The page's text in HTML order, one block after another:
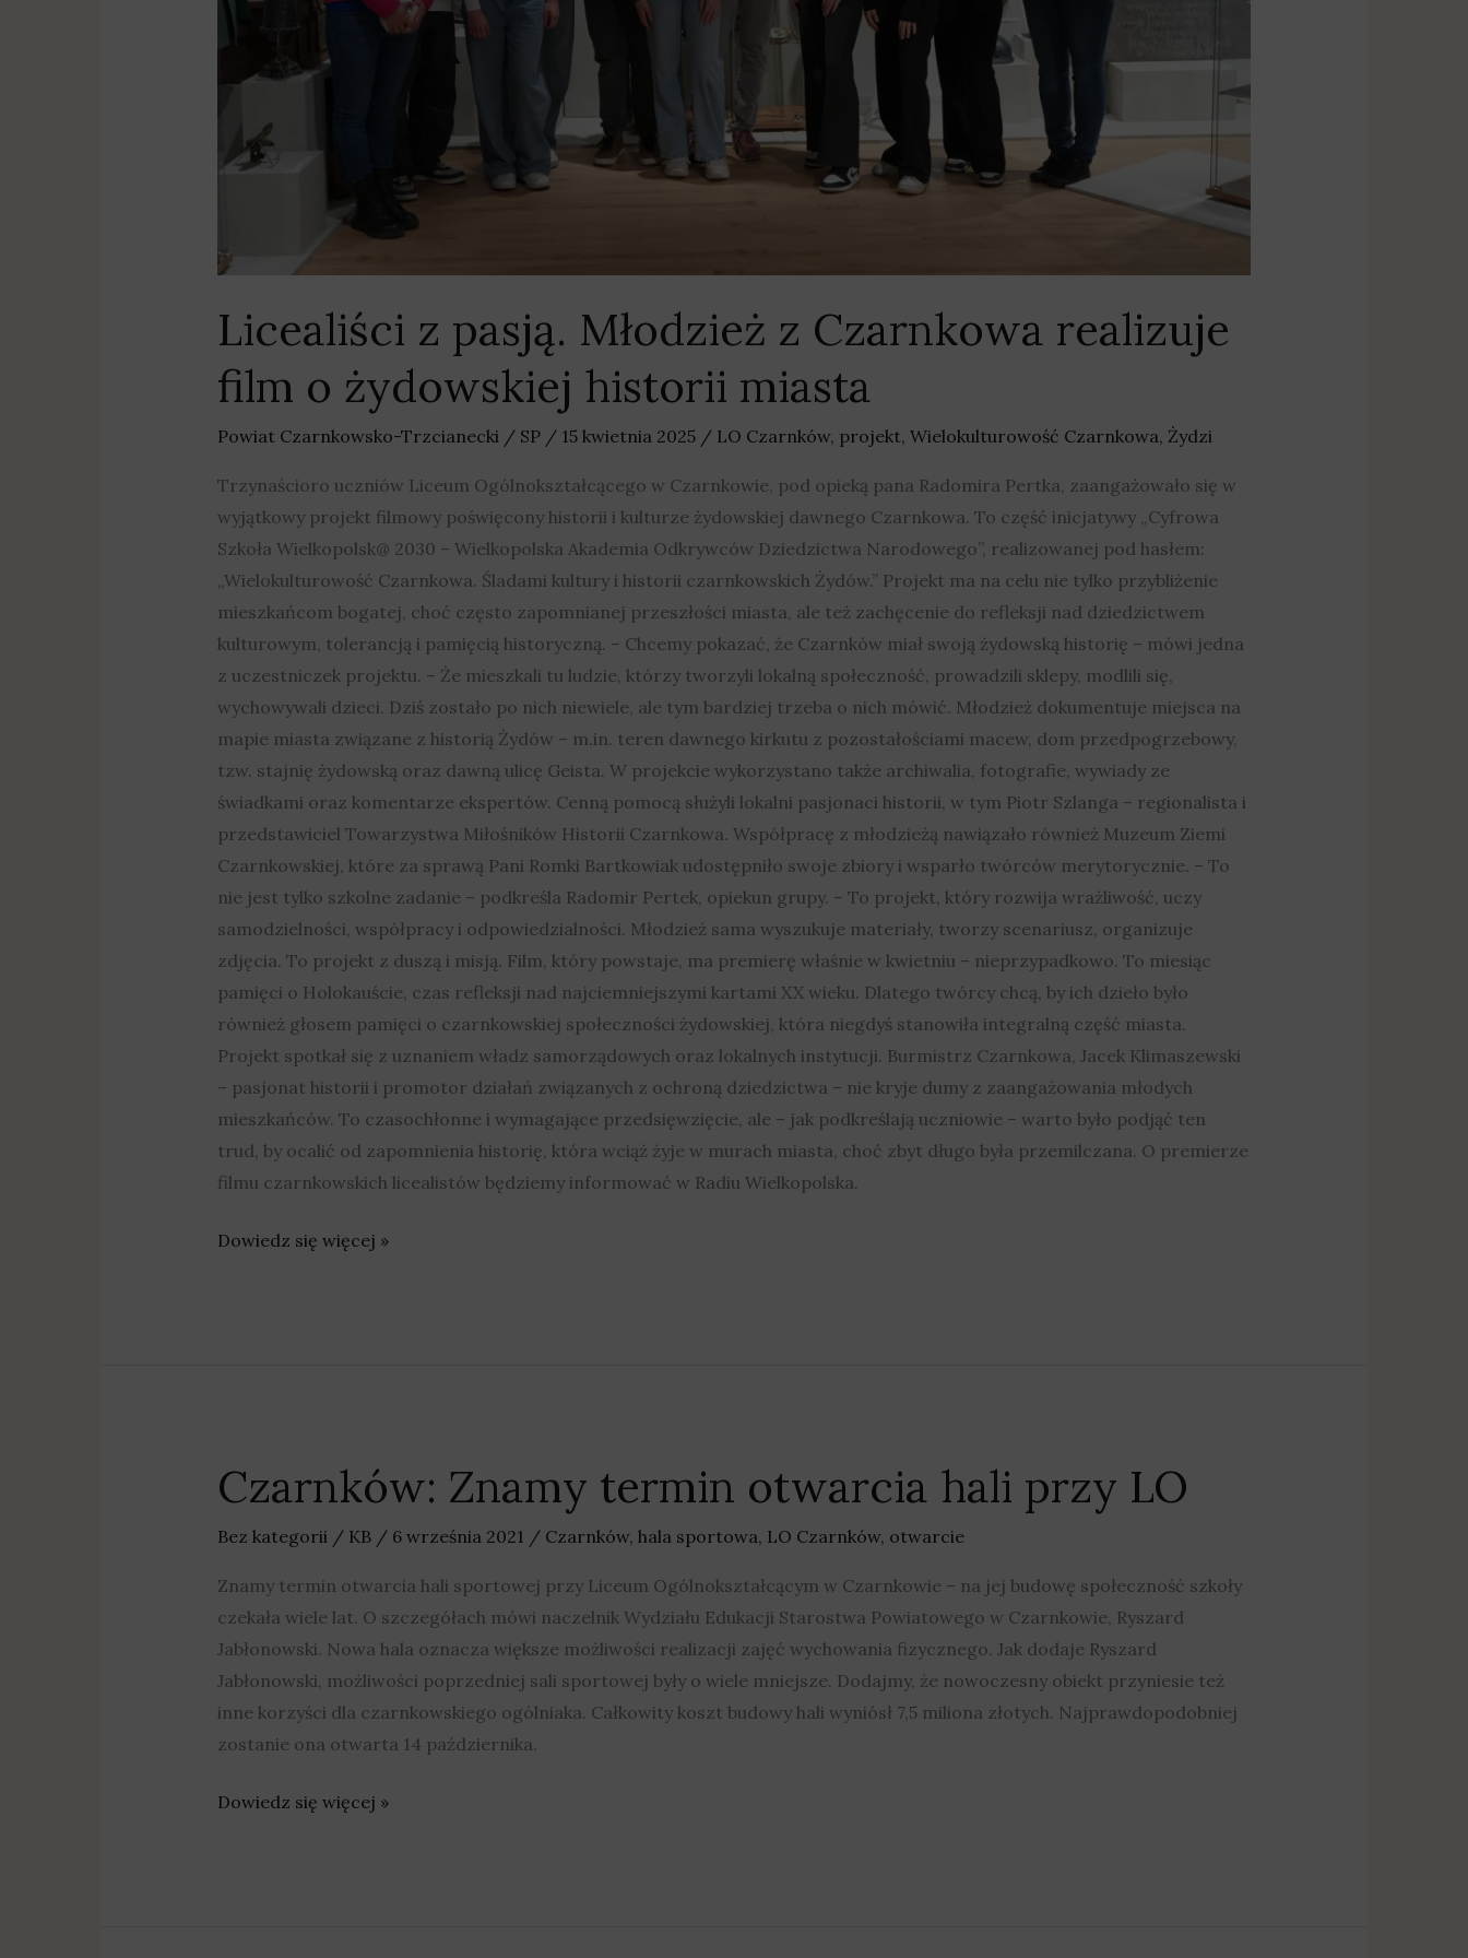
Licealiści z pasją. Młodzież z Czarnkowa realizuje
film o żydowskiej historii miasta
Powiat Czarnkowsko-Trzcianecki/ SP / 15 kwietnia 2025 / LO Czarnków, projekt, Wielokulturowość Czarnkowa, Żydzi
Trzynaścioro uczniów Liceum Ogólnokształcącego w Czarnkowie, pod opieką pana Radomira Pertka, zaangażowało się w
wyjątkowy projekt filmowy poświęcony historii i kulturze żydowskiej dawnego Czarnkowa. To część inicjatywy „Cyfrowa
Szkoła Wielkopolsk@ 2030 – Wielkopolska Akademia Odkrywców Dziedzictwa Narodowego”, realizowanej pod hasłem:
„Wielokulturowość Czarnkowa. Śladami kultury i historii czarnkowskich Żydów.” Projekt ma na celu nie tylko przybliżenie
mieszkańcom bogatej, choć często zapomnianej przeszłości miasta, ale też zachęcenie do refleksji nad dziedzictwem
kulturowym, tolerancją i pamięcią historyczną. – Chcemy pokazać, że Czarnków miał swoją żydowską historię – mówi jedna
z uczestniczek projektu. – Że mieszkali tu ludzie, którzy tworzyli lokalną społeczność, prowadzili sklepy, modlili się,
wychowywali dzieci. Dziś zostało po nich niewiele, ale tym bardziej trzeba o nich mówić. Młodzież dokumentuje miejsca na
mapie miasta związane z historią Żydów – m.in. teren dawnego kirkutu z pozostałościami macew, dom przedpogrzebowy,
tzw. stajnię żydowską oraz dawną ulicę Geista. W projekcie wykorzystano także archiwalia, fotografie, wywiady ze
świadkami oraz komentarze ekspertów. Cenną pomocą służyli lokalni pasjonaci historii, w tym Piotr Szlanga – regionalista i
przedstawiciel Towarzystwa Miłośników Historii Czarnkowa. Współpracę z młodzieżą nawiązało również Muzeum Ziemi
Czarnkowskiej, które za sprawą Pani Romki Bartkowiak udostępniło swoje zbiory i wsparło twórców merytorycznie. – To
nie jest tylko szkolne zadanie – podkreśla Radomir Pertek, opiekun grupy. – To projekt, który rozwija wrażliwość, uczy
samodzielności, współpracy i odpowiedzialności. Młodzież sama wyszukuje materiały, tworzy scenariusz, organizuje
zdjęcia. To projekt z duszą i misją. Film, który powstaje, ma premierę właśnie w kwietniu – nieprzypadkowo. To miesiąc
pamięci o Holokauście, czas refleksji nad najciemniejszymi kartami XX wieku. Dlatego twórcy chcą, by ich dzieło było
również głosem pamięci o czarnkowskiej społeczności żydowskiej, która niegdyś stanowiła integralną część miasta.
Projekt spotkał się z uznaniem władz samorządowych oraz lokalnych instytucji. Burmistrz Czarnkowa, Jacek Klimaszewski
– pasjonat historii i promotor działań związanych z ochroną dziedzictwa – nie kryje dumy z zaangażowania młodych
mieszkańców. To czasochłonne i wymagające przedsięwzięcie, ale – jak podkreślają uczniowie – warto było podjąć ten
trud, by ocalić od zapomnienia historię, która wciąż żyje w murach miasta, choć zbyt długo była przemilczana. O premierze
filmu czarnkowskich licealistów będziemy informować w Radiu Wielkopolska.
Dowiedz się więcej »
Czarnków: Znamy termin otwarcia hali przy LO
Bez kategorii/ KB / 6 września 2021 / Czarnków, hala sportowa, LO Czarnków, otwarcie
Znamy termin otwarcia hali sportowej przy Liceum Ogólnokształcącym w Czarnkowie – na jej budowę społeczność szkoły
czekała wiele lat. O szczegółach mówi naczelnik Wydziału Edukacji Starostwa Powiatowego w Czarnkowie, Ryszard
Jabłonowski. Nowa hala oznacza większe możliwości realizacji zajęć wychowania fizycznego. Jak dodaje Ryszard
Jabłonowski, możliwości poprzedniej sali sportowej były o wiele mniejsze. Dodajmy, że nowoczesny obiekt przyniesie też
inne korzyści dla czarnkowskiego ogólniaka. Całkowity koszt budowy hali wyniósł 7,5 miliona złotych. Najprawdopodobniej
zostanie ona otwarta 14 października.
Czarnków:
Znamy
termin
Dowiedz się więcej »